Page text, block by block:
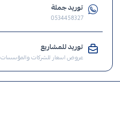
انارة
الإنارة
توريد جملة
0534458327
توريد للمشاريع
عروض اسعار للشركات والمؤسسات